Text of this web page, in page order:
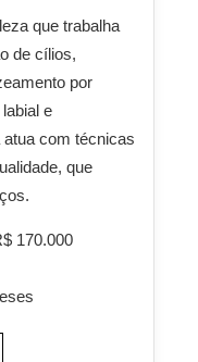
que trabalha
de cílios,
por
e
com técnicas
que
170.000